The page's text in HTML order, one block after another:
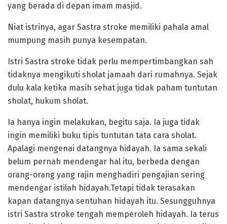
yang berada di depan imam masjid.
Niat istrinya, agar Sastra stroke memiliki pahala amal
mumpung masih punya kesempatan.
Istri Sastra stroke tidak perlu mempertimbangkan sah
tidaknya mengikuti sholat jamaah dari rumahnya. Sejak
dulu kala ketika masih sehat juga tidak paham tuntutan
sholat, hukum sholat.
Ia hanya ingin melakukan, begitu saja. Ia juga tidak
ingin memiliki buku tipis tuntutan tata cara sholat.
Apalagi mengenai datangnya hidayah. Ia sama sekali
belum pernah mendengar hal itu, berbeda dengan
orang-orang yang rajin menghadiri pengajian sering
mendengar istilah hidayah.Tetapi tidak terasakan
kapan datangnya sentuhan hidayah itu. Sesungguhnya
istri Sastra stroke tengah memperoleh hidayah. Ia terus